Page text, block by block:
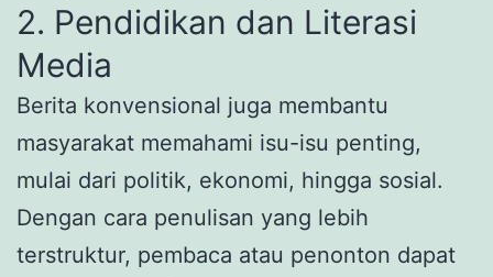
2. Pendidikan dan Literasi
Media
Berita konvensional juga membantu
masyarakat memahami isu-isu penting,
mulai dari politik, ekonomi, hingga sosial.
Dengan cara penulisan yang lebih
terstruktur, pembaca atau penonton dapat